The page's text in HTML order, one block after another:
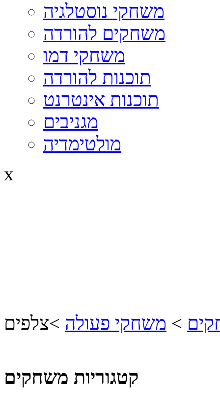
משחקי נוסטלגיה
משחקים להורדה
משחקי דמו
תוכנות להורדה
תוכנות אינטרנט
מגניבים
מולטימדיה
x
> משחקי פעולה >צלפים
קטגוריות משחקים